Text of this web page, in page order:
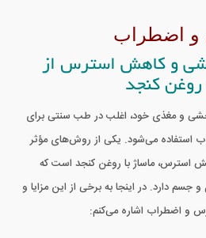
و اضطراب
و کاهش استرس از
روغن کنجد
و مغذی خود، اغلب در طب سنتی برای
استفاده می‌شود. یکی از روش‌های مؤثر
استرس، ماساژ با روغن کنجد است که
دارد. در اینجا به برخی از این مزایا و
و اضطراب اشاره می‌کنم: